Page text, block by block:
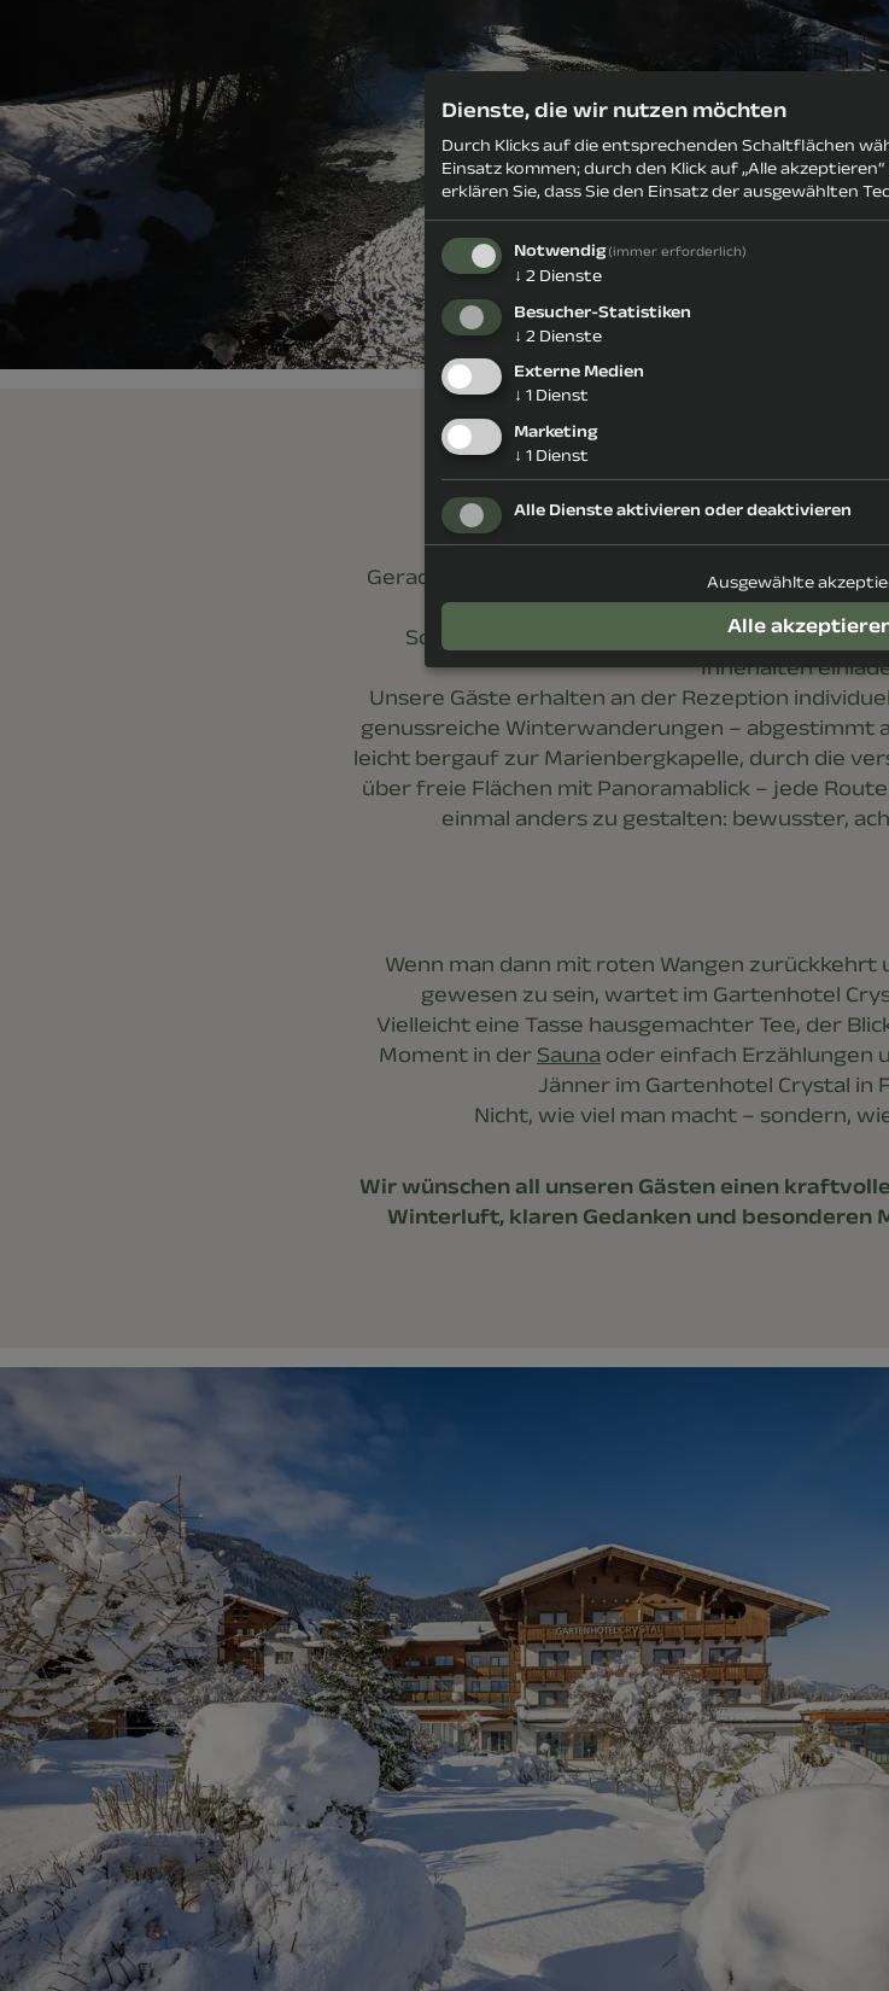
Winterwandern mit
Gerade in der ersten Ferienregion im Zillertal –
man die Landschaft sehr
So mancher findet Wege, die nicht nur zum
Innehalten
Unsere Gäste erhalten an der Rezeption
genussreiche Winterwanderungen – abgestimmt
leicht bergauf zur Marienbergkapelle, durch die
über freie Flächen mit Panoramablick – jede
einmal anders zu gestalten: bewusster,
Wenn man dann mit roten Wangen zurückkehrt
gewesen zu sein, wartet im Gartenhotel
Vielleicht eine Tasse hausgemachter Tee, der
Moment in der Sauna oder einfach Erzählungen
Jänner im Gartenhotel Crystal in
Nicht, wie viel man macht – sondern,
Wir wünschen all unseren Gästen einen
Winterluft, klaren Gedanken und besonderen
Dienste, die wir nutzen möchten
Durch Klicks auf die entsprechenden Schaltflächen
Einsatz kommen; durch den Klick auf „Alle
erklären Sie, dass Sie den Einsatz der ausgewählten
Notwendig (immer erforderlich)
↓ 2 Dienste
Besucher-Statistiken
↓ 2 Dienste
Externe Medien
↓ 1 Dienst
Marketing
↓ 1 Dienst
Alle Dienste aktivieren oder deaktivieren
Ausgewählte
Alle